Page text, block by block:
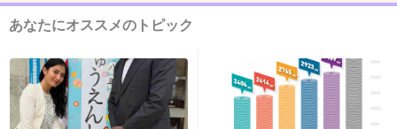
+155 -4
8. 匿名2013/04/26(金) 03:38:20
キャバクラよく行くって言ってたよ？ｗ
あなたにオススメのトピック